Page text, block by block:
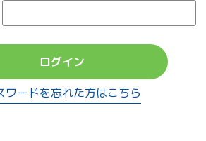
ログイン
ワードを忘れた方はこちら